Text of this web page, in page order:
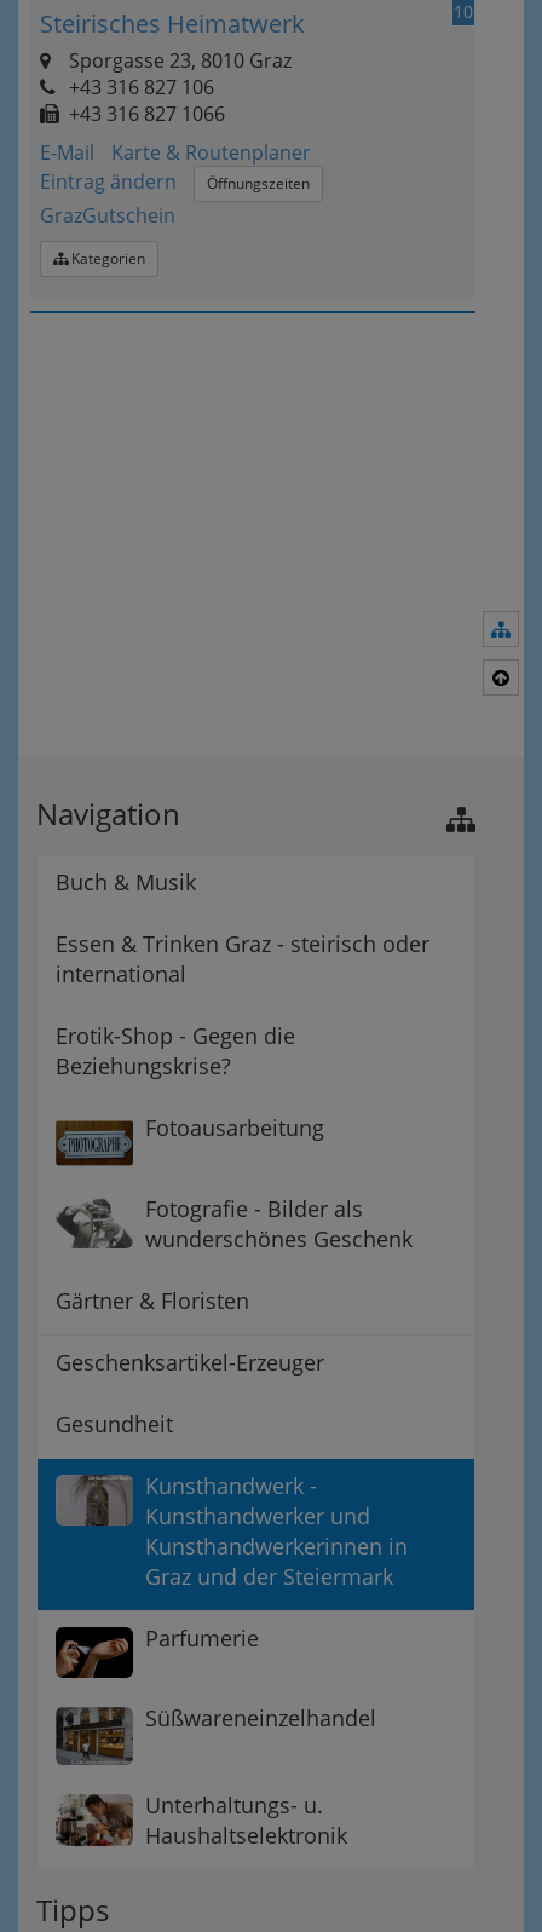
10
Steirisches Heimatwerk
Sporgasse 23, 8010 Graz
+43 316 827 106
+43 316 827 1066
E-Mail
Karte & Routenplaner
Eintrag ändern
Öffnungszeiten
GrazGutschein
Kategorien
Navigation
Buch & Musik
Essen & Trinken Graz - steirisch oder
international
Erotik-Shop - Gegen die
Beziehungskrise?
Fotoausarbeitung
Fotografie - Bilder als
wunderschönes Geschenk
Gärtner & Floristen
Geschenksartikel-Erzeuger
Gesundheit
Kunsthandwerk -
Kunsthandwerker und
Kunsthandwerkerinnen in
Graz und der Steiermark
Parfumerie
Süßwareneinzelhandel
Unterhaltungs- u.
Haushaltselektronik
Tipps